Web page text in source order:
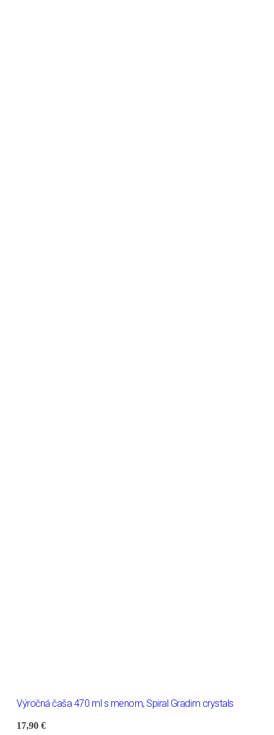
Výročná čaša 470 ml s menom, Spiral Gradim crystals
17,90€